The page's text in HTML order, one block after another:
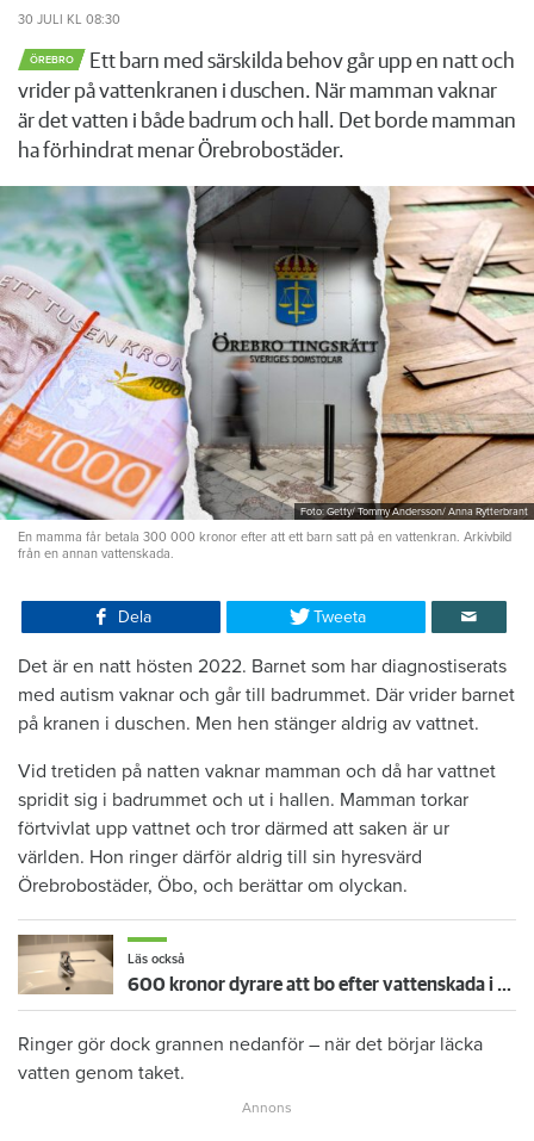
30 JULI KL 08:30
ÖREBRO
Ett barn med särskilda behov går upp en natt och
vrider på vattenkranen i duschen. När mamman vaknar
är det vatten i både badrum och hall. Det borde mamman
ha förhindrat menar Örebrobostäder.
Foto: Getty/ Tommy Andersson/ Anna Rytterbrant
En mamma får betala 300 000 kronor efter att ett barn satt på en vattenkran. Arkivbild
från en annan vattenskada.
Dela Tweeta
Det är en natt hösten 2022. Barnet som har diagnostiserats
med autism vaknar och går till badrummet. Där vrider barnet
på kranen i duschen. Men hen stänger aldrig av vattnet.
Vid tretiden på natten vaknar mamman och då har vattnet
spridit sig i badrummet och ut i hallen. Mamman torkar
förtvivlat upp vattnet och tror därmed att saken är ur
världen. Hon ringer därför aldrig till sin hyresvärd
Örebrobostäder, Öbo, och berättar om olyckan.
Läs också
600 kronor dyrare att bo efter vattenskada i Varberg
Ringer gör dock grannen nedanför – när det börjar läcka
vatten genom taket.